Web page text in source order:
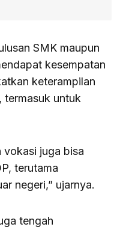
SMK maupun
kesempatan
keterampilan
termasuk untuk
vokasi juga bisa
terutama
negeri,” ujarnya.
tengah